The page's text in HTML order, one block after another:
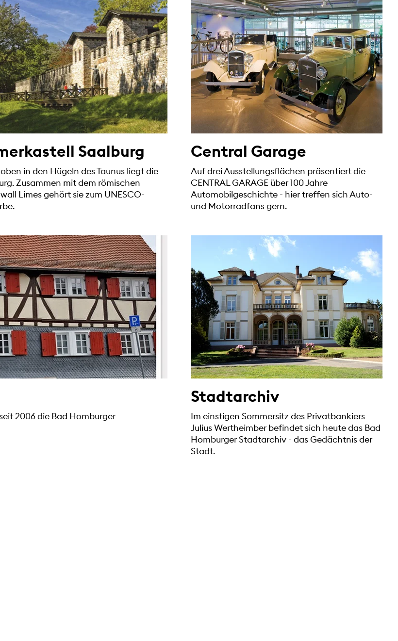
Saalburg
in den Hügeln des Taunus liegt die
Zusammen mit dem römischen
Limes gehört sie zum UNESCO-
Central Garage
Auf drei Ausstellungsflächen präsentiert die
CENTRAL GARAGE über 100 Jahre
Automobilgeschichte - hier treffen sich Auto-
und Motorradfans gern.
2006 die Bad Homburger
Stadtarchiv
Im einstigen Sommersitz des Privatbankiers
Julius Wertheimber befindet sich heute das Bad
Homburger Stadtarchiv - das Gedächtnis der
Stadt.